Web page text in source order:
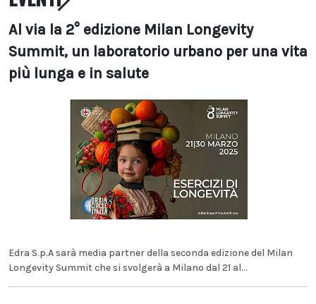
Al via la 2° edizione Milan Longevity
Summit, un laboratorio urbano per una vita
più lunga e in salute
Edra S.p.A sarà media partner della seconda edizione del Milan
Longevity Summit che si svolgerà a Milano dal 21 al...